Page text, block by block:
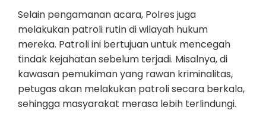
Selain pengamanan acara, Polres juga
melakukan patroli rutin di wilayah hukum
mereka. Patroli ini bertujuan untuk mencegah
tindak kejahatan sebelum terjadi. Misalnya, di
kawasan pemukiman yang rawan kriminalitas,
petugas akan melakukan patroli secara berkala,
sehingga masyarakat merasa lebih terlindungi.